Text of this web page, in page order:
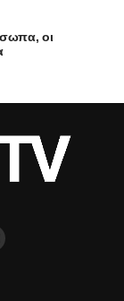
οι